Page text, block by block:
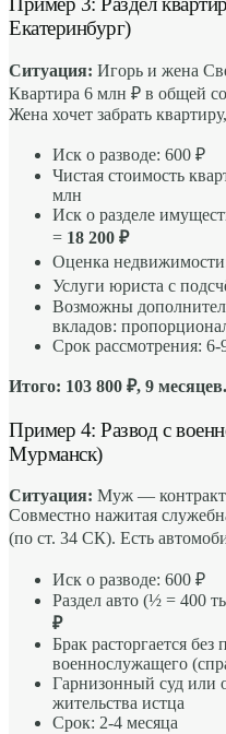
Екатеринбург)
Ситуация: Игорь и жена
Квартира 6 млн ₽ в общей
Жена хочет забрать
Иск о разводе: 600 ₽
Чистая стоимость
млн
Иск о разделе
= 18 200 ₽
Оценка
Услуги юриста с
Возможны
вкладов:
Срок рассмотрения: 6-
Итого: 103 800 ₽, 9 месяцев.
Пример 4: Развод с
Мурманск)
Ситуация: Муж —
Совместно нажитая
(по ст. 34 СК). Есть
Иск о разводе: 600 ₽
Раздел авто (½ = 400
₽
Брак расторгается без
военнослужащего
Гарнизонный суд или
жительства истца
Срок: 2-4 месяца